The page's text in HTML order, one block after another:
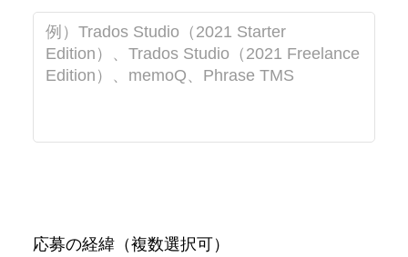
応募の経緯（複数選択可）